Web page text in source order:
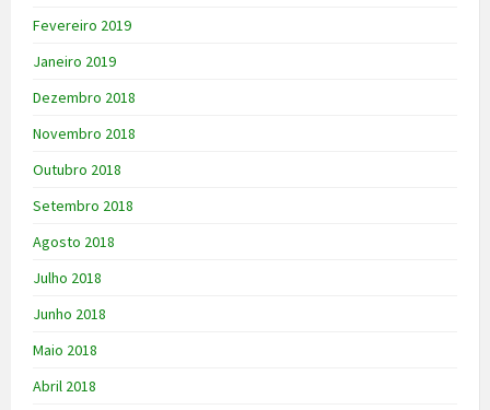
Fevereiro 2019
Janeiro 2019
Dezembro 2018
Novembro 2018
Outubro 2018
Setembro 2018
Agosto 2018
Julho 2018
Junho 2018
Maio 2018
Abril 2018